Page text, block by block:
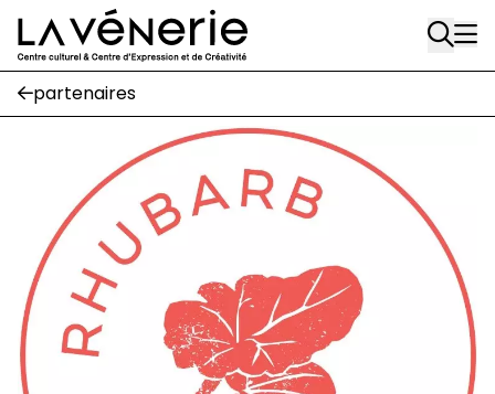
Aller au contenu principal
Rue Gratès, 3
1170 Watermael-Boitsfort
02 663 85 50
Place Gilson, 3
1170 Watermael-Boitsfort
02 663 85 50
suivez-nous
Journal Vénerie
- version papier
Newsletter
partenaires